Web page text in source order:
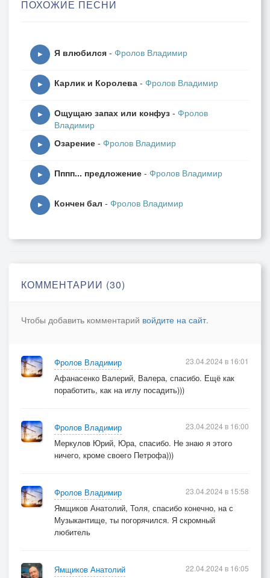
И без лишних фраз,
Слушают иль пьют,
Чем весь этот блуд,
И ещё он знает,
Глаза голубые,
Знает так же он что,
Он сломает им жизнь,
Дальше, как обычно,
Пьяный женский фон,
В маленькой квартирке,
И под комплементы,
Полуголых дам,
Голубым глазам,
Чувствует, на себе,
Взгляд, где чистота,
Жертвенность одна,
ПОХОЖИЕ ПЕСНИ
▶ Я влюбился - Фролов Владимир
▶ Карлик и Королева - Фролов Владимир
▶ Ощущаю запах или конфуз - Фролов
Владимир
▶ Озарение - Фролов Владимир
▶ Пппп... предложение - Фролов Владимир
▶ Кончен бал - Фролов Владимир
КОММЕНТАРИИ (30)
Чтобы добавить комментарий войдите на сайт.
Фролов Владимир
Афанасенко Валерий, Валера, спасибо. Ещё как
поработить, как на иглу посадить)))
23.04.2024 в 16:01
Фролов Владимир
Меркулов Юрий, Юра, спасибо. Не знаю я этого
ничего, кроме своего Петрофа)))
23.04.2024 в 16:00
Фролов Владимир
Ямщиков Анатолий, Толя, спасибо конечно, на с
Музыкантище, ты погорячился. Я скромный
любитель
23.04.2024 в 15:58
Ямщиков Анатолий
22.04.2024 в 16:05